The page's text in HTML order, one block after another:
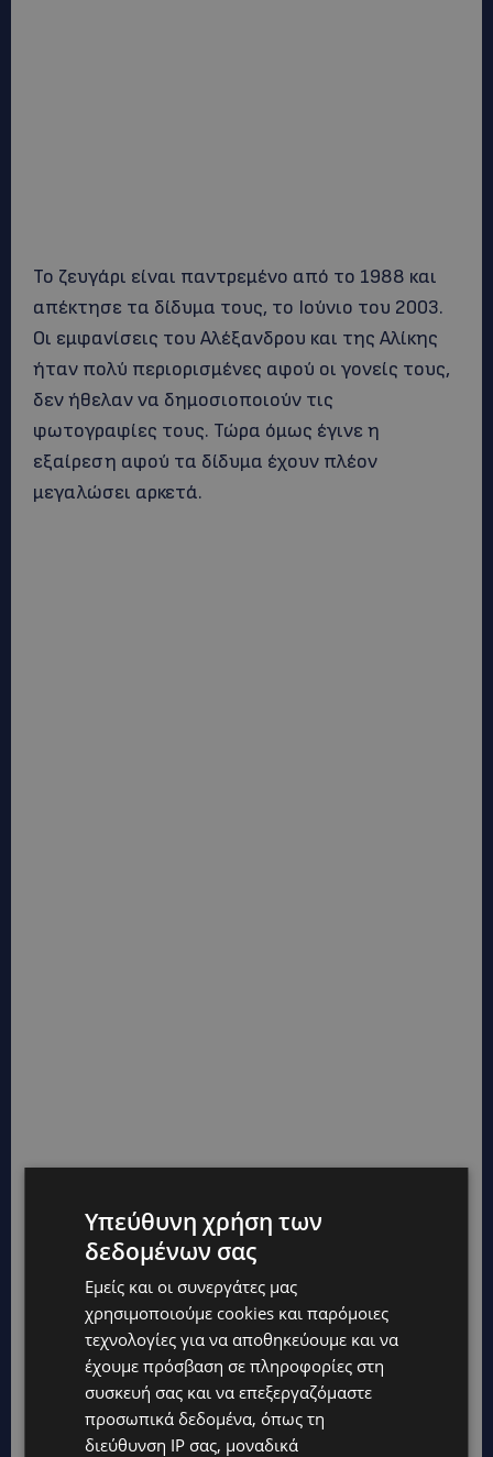
Το ζευγάρι είναι παντρεμένο από το 1988 και
απέκτησε τα δίδυμα τους, το Ιούνιο του 2003.
Οι εμφανίσεις του Αλέξανδρου και της Αλίκης
ήταν πολύ περιορισμένες αφού οι γονείς τους,
δεν ήθελαν να δημοσιοποιούν τις
φωτογραφίες τους. Τώρα όμως έγινε η
εξαίρεση αφού τα δίδυμα έχουν πλέον
μεγαλώσει αρκετά.
Υπεύθυνη χρήση των
δεδομένων σας
Εμείς και οι συνεργάτες μας
χρησιμοποιούμε cookies και παρόμοιες
τεχνολογίες για να αποθηκεύουμε και να
έχουμε πρόσβαση σε πληροφορίες στη
συσκευή σας και να επεξεργαζόμαστε
προσωπικά δεδομένα, όπως τη
διεύθυνση IP σας, μοναδικά